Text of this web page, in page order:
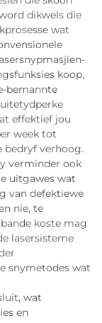
dikwels die
wat
koop,
bemannte
effektief jou
week tot
bedryf verhoog.
verminder ook
uitgawes wat
van defektiewe
nie, te
koste mag
lasersisteme
snymetodes wat
wat
en